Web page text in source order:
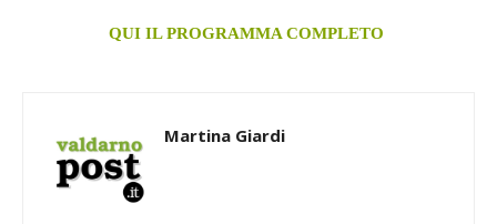
QUI IL PROGRAMMA COMPLETO
Martina Giardi